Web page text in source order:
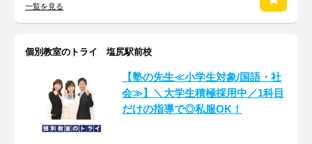
一覧を見る
個別教室のトライ 塩尻駅前校
【塾の先生≪小学生対象/国語・社
会≫】＼大学生積極採用中／1科目
だけの指導で◎私服OK！